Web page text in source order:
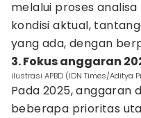
melalui proses
kondisi aktual,
yang ada, dengan
3. Fokus anggaran
ilustrasi APBD (IDN Times/Aditya
Pada 2025, anggaran
beberapa prioritas